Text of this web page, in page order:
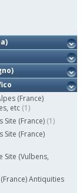
(France)
etc (1)
Site (France) (1)
Site (France)
Site (Vulbens,
Antiquities